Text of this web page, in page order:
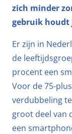
zich minder
gebruik houdt
Er zijn in
de
procent een
Voor de 75-
verdubbeling
groot deel van
een